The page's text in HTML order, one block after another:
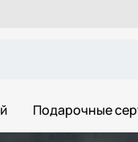
Подарочные